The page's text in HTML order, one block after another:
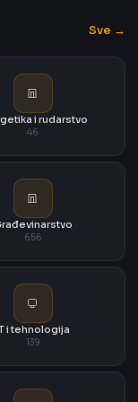
Sve →
i rudarstvo
46
656
i tehnologija
139